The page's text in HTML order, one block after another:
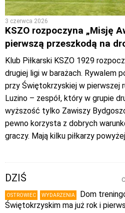
3 czerwca 2026
KSZO rozpoczyna „Misję
pierwszą przeszkodą na
Klub Piłkarski KSZO 1929
drugiej ligi w barażach. Rywalem
przy Świętokrzyskiej w pierwszej
Luzino – zespół, który w grupie
wyższość tylko Zawiszy
pewno korzysta z dobrych
graczy. Mają kilku piłkarzy
DZIŚ
OSTROWIEC WYDARZENIA
Dom
Świętokrzyskim ma już rok i